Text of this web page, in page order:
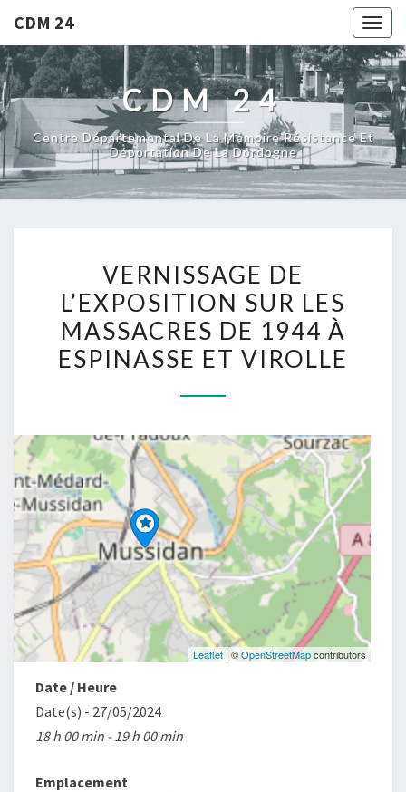
CDM 24
CDM 24
Centre Départemental De La Mémoire Résistance Et
Déportation De La Dordogne
DE
L’EXPOSITION
SUR
LES
DE
ESPINASSE
ET
VIROLLE
VERNISSAGE DE
L’EXPOSITION SUR LES
MASSACRES DE 1944 À
ESPINASSE ET VIROLLE
Leaflet | ©OpenStreetMapcontributors
Date / Heure
Date(s) - 27/05/2024
18 h 00 min - 19 h 00 min
Emplacement